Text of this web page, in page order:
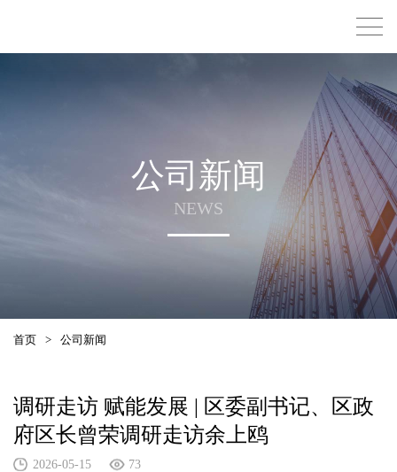
公司新闻
NEWS
首页 > 公司新闻
调研走访 赋能发展 | 区委副书记、区政
府区长曾荣调研走访余上鸥
2026-05-15 73